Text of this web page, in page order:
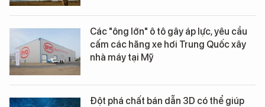
Các "ông lớn" ô tô gây áp lực, yêu cầu
cấm các hãng xe hơi Trung Quốc xây
nhà máy tại Mỹ
Đột phá chất bán dẫn 3D có thể giúp